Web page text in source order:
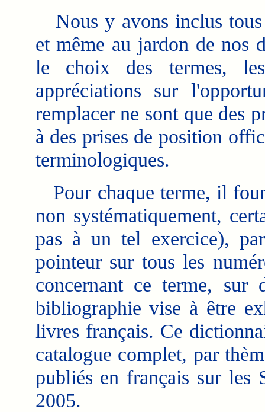
Nous y avons inclus tous
et même au jardon de nos
le choix des termes,
appréciations sur
remplacer ne sont que des
à des prises de position
terminologiques.
Pour chaque terme, il
non systématiquement,
pas à un tel exercice),
pointeur sur tous les
concernant ce terme, sur
bibliographie vise à être
livres français. Ce
catalogue complet, par
publiés en français sur les
2005.